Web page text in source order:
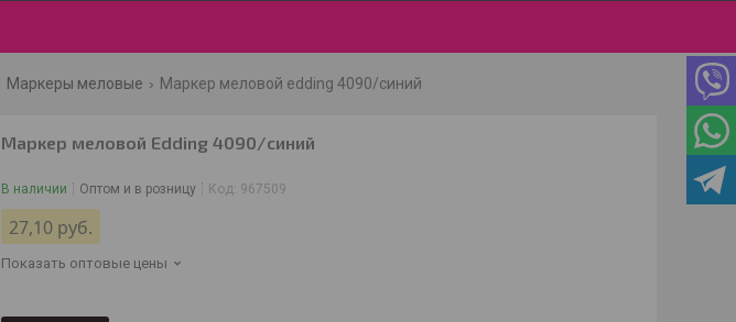
Маркеры меловые Маркер меловой edding 4090/синий
Маркер меловой Edding 4090/синий
В наличии Оптом и в розницу Код: 967509
27,10 руб.
Показать оптовые цены